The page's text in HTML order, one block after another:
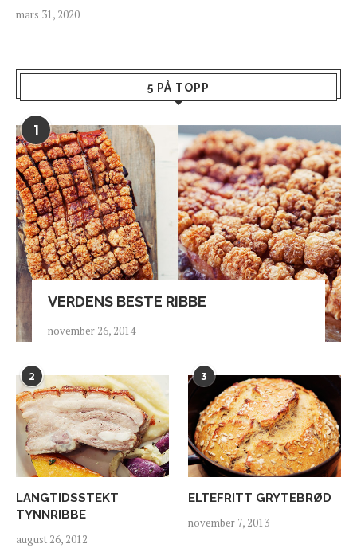
mars 31, 2020
5 PÅ TOPP
1
VERDENS BESTE RIBBE
november 26, 2014
2
LANGTIDSSTEKT
TYNNRIBBE
august 26, 2012
3
ELTEFRITT GRYTEBRØD
november 7, 2013